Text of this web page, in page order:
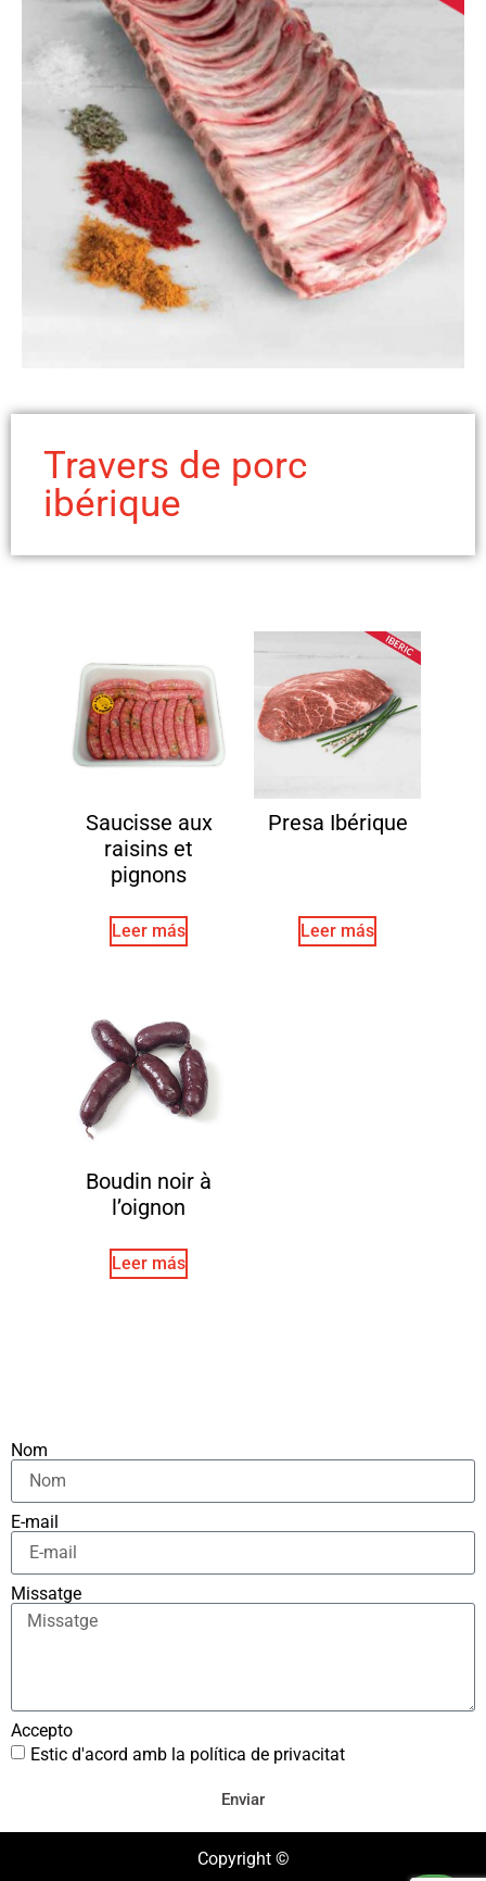
Travers de porc
ibérique
Saucisse aux
raisins et
pignons
Leer más
Presa Ibérique
Leer más
Boudin noir à
l’oignon
Leer más
Nom
E-mail
Missatge
Accepto
Estic d'acord amb la política de privacitat
Enviar
Copyright ©